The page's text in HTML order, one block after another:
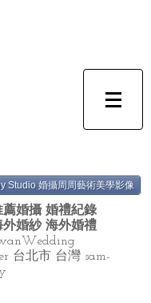
Studio 婚攝周周藝術美學影像
婚攝 婚禮紀錄
外婚紗 海外婚禮
台北市 台灣 sam-